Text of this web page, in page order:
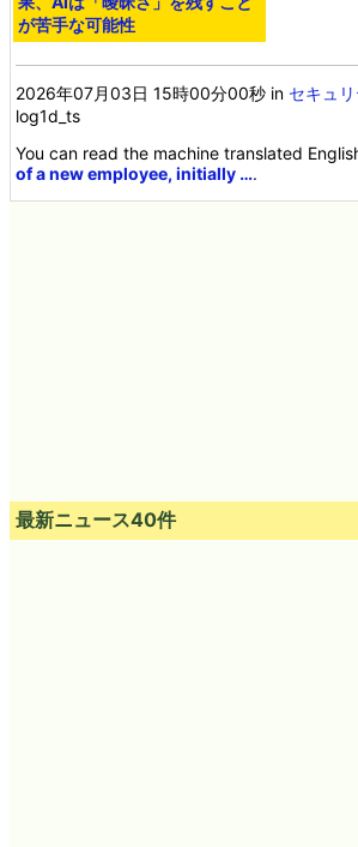
が苦手な可能性
2026年07月03日 15時00分00秒 in セキュリ
log1d_ts
You can read the machine translated
of a new employee, initially ….
最新ニュース40件